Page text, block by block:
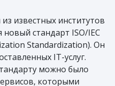
известных институтов
стандарт ISO/IEC
Standardization). Он
IT-услуг.
можно было
которыми